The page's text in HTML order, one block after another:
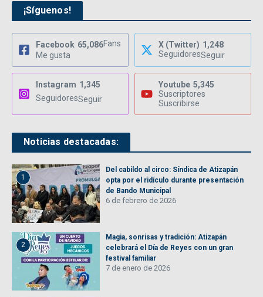
¡Síguenos!
Facebook 65,086Fans
Me gusta
X (Twitter) 1,248
SeguidoresSeguir
Instagram 1,345
SeguidoresSeguir
Youtube 5,345
Suscriptores
Suscribirse
Noticias destacadas:
1
Del cabildo al circo: Síndica de Atizapán
opta por el ridículo durante presentación
de Bando Municipal
6 de febrero de 2026
2
Magia, sonrisas y tradición: Atizapán
celebrará el Día de Reyes con un gran
festival familiar
7 de enero de 2026